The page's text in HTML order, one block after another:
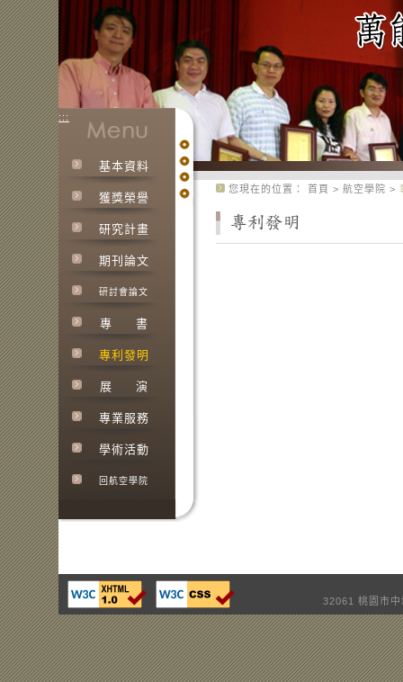
:::
基本資料
獲獎榮譽
研究計畫
期刊論文
研討會論文
專 書
專利發明
展 演
專業服務
學術活動
回航空學院
您現在的位置： 首頁 > 航空學院 >
32061 桃園市